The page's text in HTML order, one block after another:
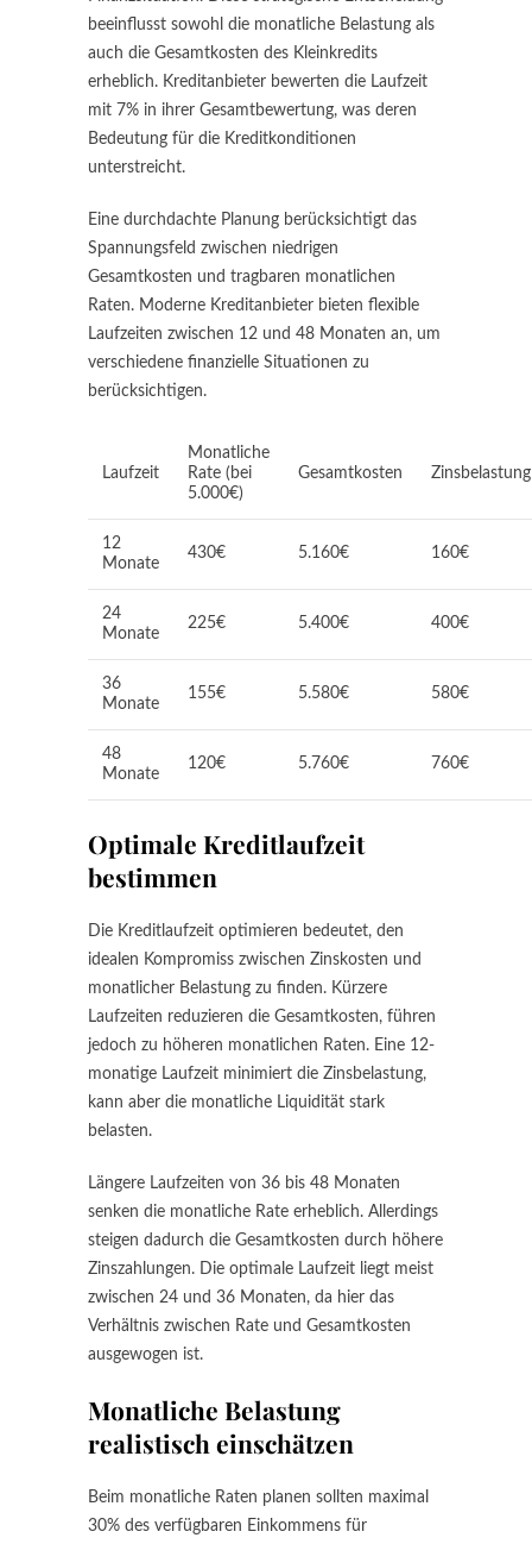
beeinflusst sowohl die monatliche Belastung als
auch die Gesamtkosten des Kleinkredits
erheblich. Kreditanbieter bewerten die Laufzeit
mit 7% in ihrer Gesamtbewertung, was deren
Bedeutung für die Kreditkonditionen
unterstreicht.
Eine durchdachte Planung berücksichtigt das
Spannungsfeld zwischen niedrigen
Gesamtkosten und tragbaren monatlichen
Raten. Moderne Kreditanbieter bieten flexible
Laufzeiten zwischen 12 und 48 Monaten an, um
verschiedene finanzielle Situationen zu
berücksichtigen.
Laufzeit
Monatliche
Rate (bei
5.000€)
Gesamtkosten Zinsbelastung
12
Monate
430€ 5.160€ 160€
24
Monate
225€ 5.400€ 400€
36
Monate
155€ 5.580€ 580€
48
Monate
120€ 5.760€ 760€
Optimale Kreditlaufzeit
bestimmen
Die Kreditlaufzeit optimieren bedeutet, den
idealen Kompromiss zwischen Zinskosten und
monatlicher Belastung zu finden. Kürzere
Laufzeiten reduzieren die Gesamtkosten, führen
jedoch zu höheren monatlichen Raten. Eine 12-
monatige Laufzeit minimiert die Zinsbelastung,
kann aber die monatliche Liquidität stark
belasten.
Längere Laufzeiten von 36 bis 48 Monaten
senken die monatliche Rate erheblich. Allerdings
steigen dadurch die Gesamtkosten durch höhere
Zinszahlungen. Die optimale Laufzeit liegt meist
zwischen 24 und 36 Monaten, da hier das
Verhältnis zwischen Rate und Gesamtkosten
ausgewogen ist.
Monatliche Belastung
realistisch einschätzen
Beim monatliche Raten planen sollten maximal
30% des verfügbaren Einkommens für